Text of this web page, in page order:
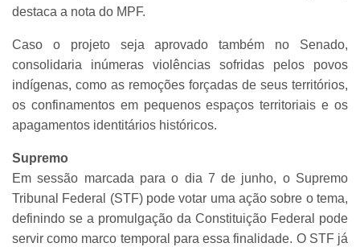
destaca a nota do MPF.
Caso o projeto seja aprovado também no Senado,
consolidaria inúmeras violências sofridas pelos povos
indígenas, como as remoções forçadas de seus territórios,
os confinamentos em pequenos espaços territoriais e os
apagamentos identitários históricos.
Supremo
Em sessão marcada para o dia 7 de junho, o Supremo
Tribunal Federal (STF) pode votar uma ação sobre o tema,
definindo se a promulgação da Constituição Federal pode
servir como marco temporal para essa finalidade. O STF já